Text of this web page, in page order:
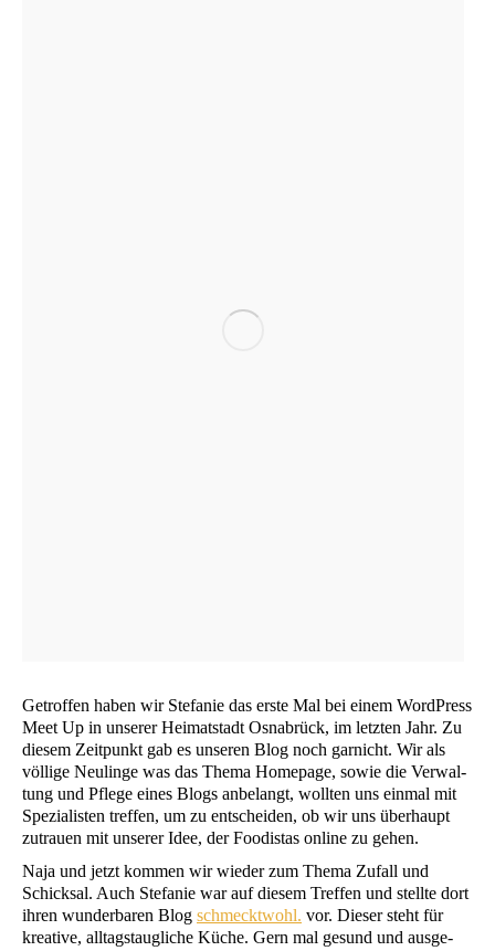
Getrof­fen haben wir Ste­fa­nie das ers­te Mal bei einem Word­Press
Meet Up in unse­rer Hei­mat­stadt Osna­brück, im letz­ten Jahr. Zu
die­sem Zeit­punkt gab es unse­ren Blog noch gar­nicht. Wir als
völ­li­ge Neu­lin­ge was das The­ma Home­page, sowie die Ver­wal­
tung und Pfle­ge eines Blogs anbe­langt, woll­ten uns ein­mal mit
Spe­zia­lis­ten tref­fen, um zu ent­schei­den, ob wir uns über­haupt
zutrau­en mit unse­rer Idee, der Foo­di­stas online zu gehen.
Naja und jetzt kom­men wir wie­der zum The­ma Zufall und
Schick­sal. Auch Ste­fa­nie war auf die­sem Tref­fen und stell­te dort
ihren wun­der­ba­ren Blog schmeckt­wohl. vor. Die­ser steht für
krea­ti­ve, all­tags­taug­li­che Küche. Gern mal gesund und aus­ge­